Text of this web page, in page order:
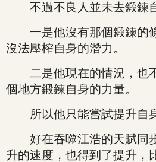
不過不良人並未去鍛鍊自
一是他沒有那個鍛鍊的
沒法壓榨自身的潛力。
二是他現在的情況，也
個地方鍛鍊自身的力量。
所以他只能嘗試提升自身
好在吞噬江浩的天賦同
升的速度，也得到了提升，